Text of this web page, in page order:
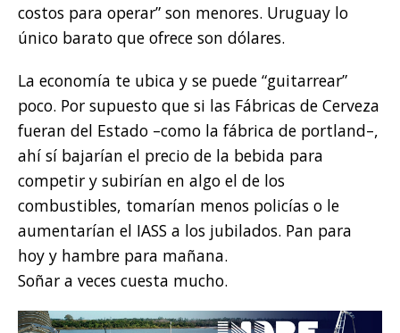
costos para operar” son menores. Uruguay lo
único barato que ofrece son dólares.
La economía te ubica y se puede “guitarrear”
poco. Por supuesto que si las Fábricas de Cerveza
fueran del Estado –como la fábrica de portland–,
ahí sí bajarían el precio de la bebida para
competir y subirían en algo el de los
combustibles, tomarían menos policías o le
aumentarían el IASS a los jubilados. Pan para
hoy y hambre para mañana.
Soñar a veces cuesta mucho.